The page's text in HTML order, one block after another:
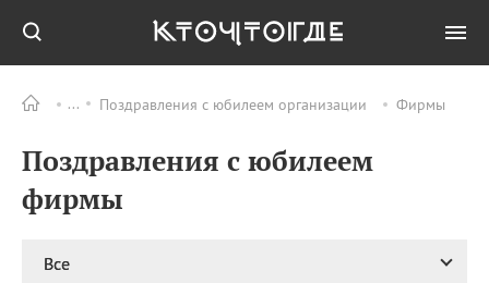
Поздравления с юбилеем организации Фирмы
Поздравления с юбилеем
фирмы
Все
ПРАЗДНИКИ Все
06.08 Преображение
Господне у западных